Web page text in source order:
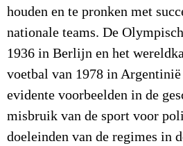
houden en te pronken met
nationale teams. De
1936 in Berlijn en het
voetbal van 1978 in
evidente voorbeelden in de
misbruik van de sport voor
doeleinden van de regimes in